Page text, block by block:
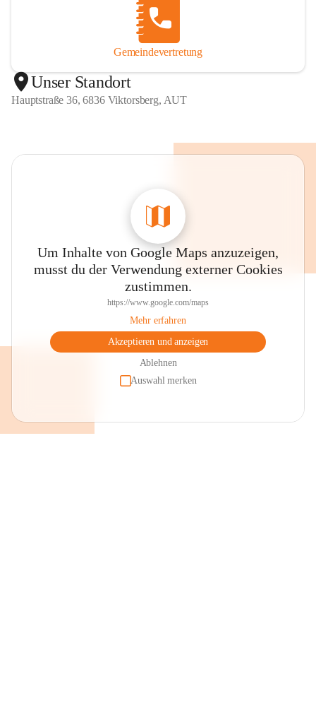
Gemeindevertretung
Unser Standort
Hauptstraße 36, 6836 Viktorsberg, AUT
Um Inhalte von Google Maps anzuzeigen,
musst du der Verwendung externer Cookies
zustimmen.
https://www.google.com/maps
Mehr erfahren
Akzeptieren und anzeigen
Ablehnen
Auswahl merken